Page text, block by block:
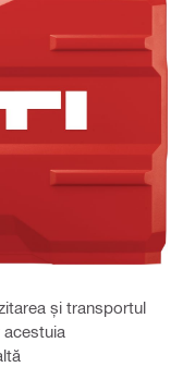
și transportul